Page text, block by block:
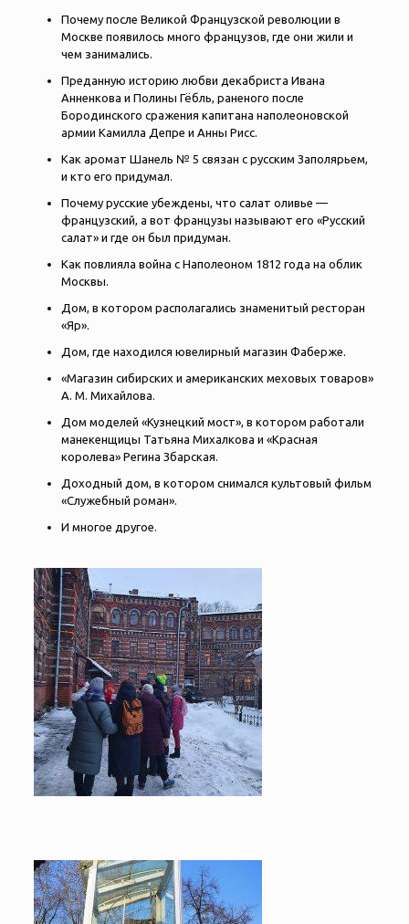
Почему после Великой Французской революции в
Москве появилось много французов, где они жили и
чем занимались.
Преданную историю любви декабриста Ивана
Анненкова и Полины Гёбль, раненого после
Бородинского сражения капитана наполеоновской
армии Камилла Депре и Анны Рисс.
Как аромат Шанель № 5 связан с русским Заполярьем,
и кто его придумал.
Почему русские убеждены, что салат оливье —
французский, а вот французы называют его «Русский
салат» и где он был придуман.
Как повлияла война с Наполеоном 1812 года на облик
Москвы.
Дом, в котором располагались знаменитый ресторан
«Яр».
Дом, где находился ювелирный магазин Фаберже.
«Магазин сибирских и американских меховых товаров»
А. М. Михайлова.
Дом моделей «Кузнецкий мост», в котором работали
манекенщицы Татьяна Михалкова и «Красная
королева» Регина Збарская.
Доходный дом, в котором снимался культовый фильм
«Служебный роман».
И многое другое.